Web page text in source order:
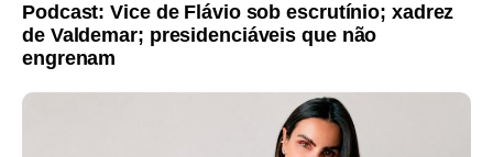
Podcast: Vice de Flávio sob escrutínio; xadrez
de Valdemar; presidenciáveis que não
engrenam